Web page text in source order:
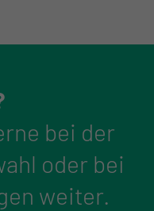
bei der
oder bei
weiter.